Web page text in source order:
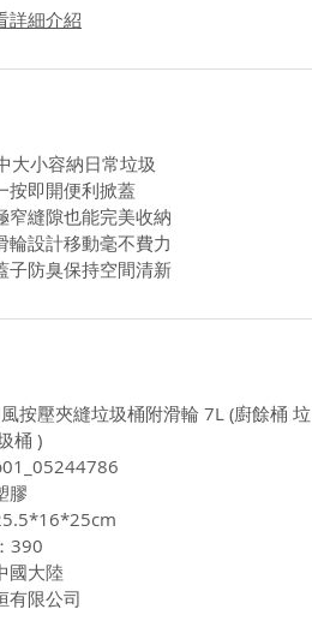
詳細介紹
大小容納日常垃圾
按即開便利掀蓋
窄縫隙也能完美收納
輪設計移動毫不費力
子防臭保持空間清新
按壓夾縫垃圾桶附滑輪 7L (廚餘桶 垃
桶 )
膠
390
國大陸
有限公司